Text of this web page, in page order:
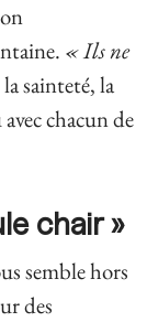
« Ils ne
sainteté, la
chacun de
chair »
semble hors
des